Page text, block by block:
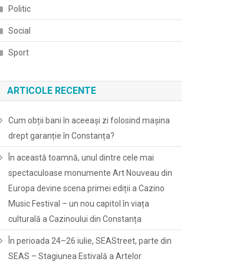
Politic
Social
Sport
ARTICOLE RECENTE
Cum obții bani în aceeași zi folosind mașina
drept garanție în Constanța?
În această toamnă, unul dintre cele mai
spectaculoase monumente Art Nouveau din
Europa devine scena primei ediții a Cazino
Music Festival – un nou capitol în viața
culturală a Cazinoului din Constanța
În perioada 24–26 iulie, SEAStreet, parte din
SEAS – Stagiunea Estivală a Artelor